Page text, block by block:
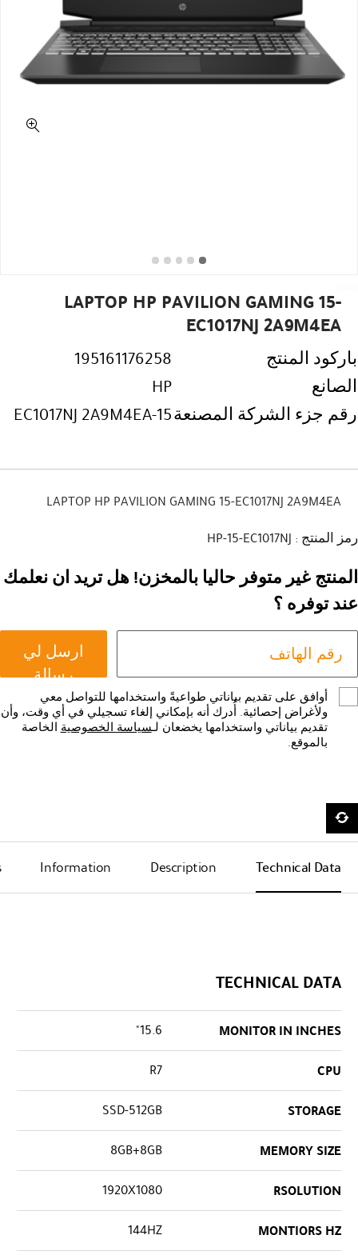
LAPTOP HP PAVILION GAMING 15-
EC1017NJ 2A9M4EA
باركود المنتج
195161176258
الصانع
HP
رقم جزء الشركة المصنعة15-EC1017NJ 2A9M4EA
LAPTOP HP PAVILION GAMING 15-EC1017NJ 2A9M4EA
رمز المنتج : HP-15-EC1017NJ
المنتج غير متوفر حاليا بالمخزن! هل تريد ان نعلمك
عند توفره ؟
ارسل لي
رسالة
أوافق على تقديم بياناتي طواعيةً واستخدامها للتواصل معي
ولأغراض إحصائية. أُدرك أنه بإمكاني إلغاء تسجيلي في أي وقت، وأن
تقديم بياناتي واستخدامها يخضعان لـسياسة الخصوصية الخاصة
بالموقع.
Technical Data
Description
Information
TECHNICAL DATA
MONITOR IN INCHES
15.6"
CPU
R7
STORAGE
SSD-512GB
MEMORY SIZE
8GB+8GB
RSOLUTION
1920X1080
MONTIORS HZ
144HZ